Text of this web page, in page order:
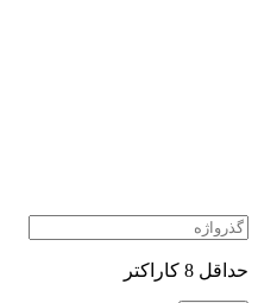
حداقل 8 کاراکتر